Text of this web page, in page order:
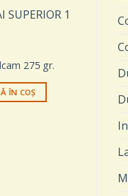
275 gr.
ÎN COȘ
MIERE